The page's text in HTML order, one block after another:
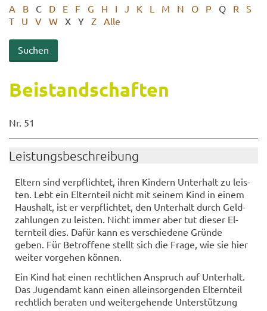
A B C D E F G H I J K L M N O P Q R
S
T
U V W X Y Z Alle
Bei­stand­schaf­ten
Nr. 51
Leis­tungs­be­schrei­bung
El­tern sind ver­pflich­tet, ihren Kin­dern Un­ter­halt zu leis­
ten. Lebt ein El­tern­teil nicht mit sei­nem Kind in einem
Haus­halt, ist er ver­pflich­tet, den Un­ter­halt durch Geld­
zah­lun­gen zu leis­ten. Nicht immer aber tut die­ser El­
tern­teil dies. Dafür kann es ver­schie­de­ne Grün­de
geben. Für Be­trof­fe­ne stellt sich die Frage, wie sie hier
wei­ter vor­ge­hen kön­nen.
Ein Kind hat einen recht­li­chen An­spruch auf Un­ter­halt.
Das Ju­gend­amt kann einen al­lein­sor­gen­den El­tern­teil
recht­lich be­ra­ten und wei­ter­ge­hen­de Un­ter­stüt­zung